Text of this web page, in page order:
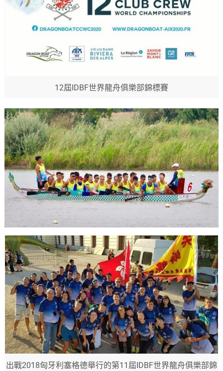
12屆IDBF世界龍舟俱樂部錦標賽
出戰2018匈牙利塞格德舉行的第11屆IDBF世界龍舟俱樂部錦